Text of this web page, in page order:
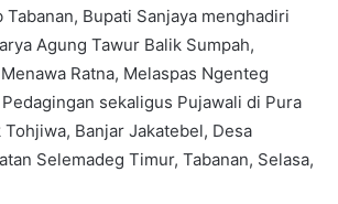
Bupati Sanjaya menghadiri
Agung Tawur Balik Sumpah,
Ratna, Melaspas Ngenteg
sekaligus Pujawali di Pura
Tohjiwa, Banjar Jakatebel, Desa
Selemadeg Timur, Tabanan, Selasa,